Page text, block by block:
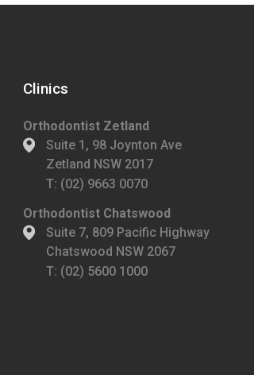
Clinics
Orthodontist Zetland
Suite 1, 98 Joynton Ave
Zetland NSW 2017
T: (02) 9663 0070
Orthodontist Chatswood
Suite 7, 809 Pacific Highway
Chatswood NSW 2067
T: (02) 5600 1000